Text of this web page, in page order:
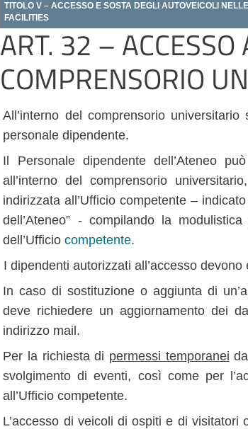
TITOLO V – ACCESSO E SOSTA DEGLI AUTOVEICOLI
FACILITIES
ART. 32 – ACCESSO
COMPRENSORIO
All’interno del comprensorio
personale dipendente.
Il Personale dipendente dell’Ateneo
all’interno del comprensorio
indirizzata all’Ufficio competente –
dell’Ateneo” - compilando la
dell’Ufficiocompetente.
I dipendenti autorizzati all’accesso
In caso di sostituzione o aggiunta di
deve richiedere un aggiornamento dei
indirizzo mail.
Per la richiesta di permessi temporanei
svolgimento di eventi, così come per
all’Ufficio competente.
L’accesso di veicoli di ospiti e di